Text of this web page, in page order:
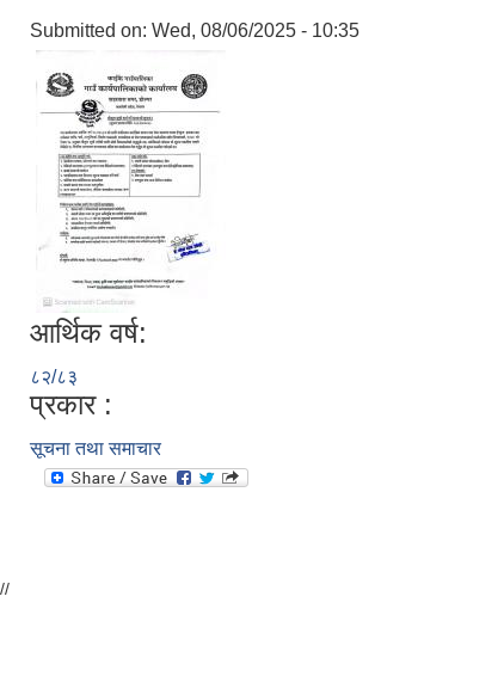
Submitted on: Wed, 08/06/2025 - 10:35
आर्थिक वर्ष:
८२/८३
प्रकार :
सूचना तथा समाचार
//